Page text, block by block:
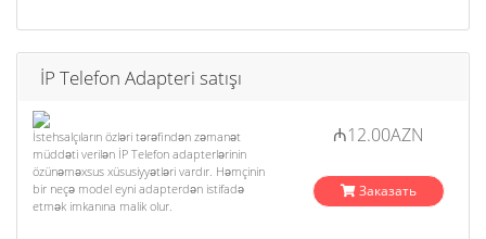
İP Telefon Adapteri satışı
İstehsalçıların özləri tərəfindən zəmanət
müddəti verilən İP Telefon adapterlərinin
özünəməxsus xüsusiyyətləri vardır. Həmçinin
bir neçə model eyni adapterdən istifadə
etmək imkanına malik olur.
₼12.00AZN
Заказать